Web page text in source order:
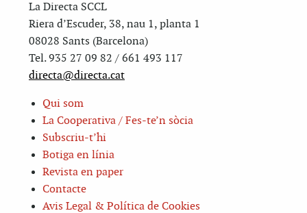
La Directa SCCL
Riera d’Escuder, 38, nau 1, planta 1
08028 Sants (Barcelona)
Tel. 935 27 09 82 / 661 493 117
directa@directa.cat
Qui som
La Cooperativa / Fes-te’n sòcia
Subscriu-t’hi
Botiga en línia
Revista en paper
Contacte
Avis Legal & Política de Cookies